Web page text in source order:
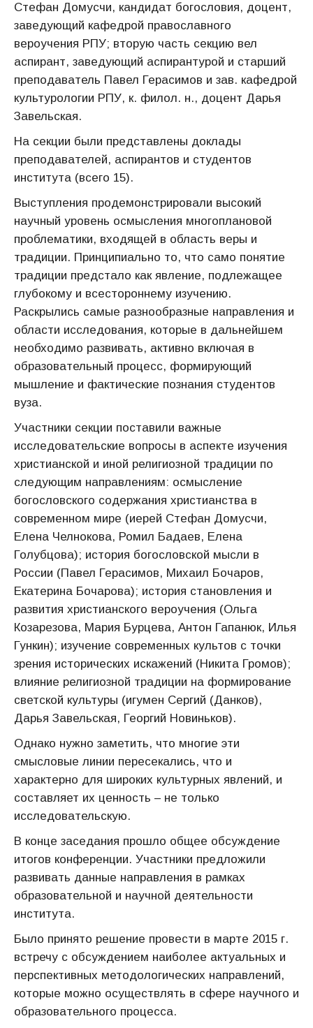
Стефан Домусчи, кандидат богословия, доцент,
заведующий кафедрой православного
вероучения РПУ; вторую часть секцию вел
аспирант, заведующий аспирантурой и старший
преподаватель Павел Герасимов и зав. кафедрой
культурологии РПУ, к. филол. н., доцент Дарья
Завельская.
На секции были представлены доклады
преподавателей, аспирантов и студентов
института (всего 15).
Выступления продемонстрировали высокий
научный уровень осмысления многоплановой
проблематики, входящей в область веры и
традиции. Принципиально то, что само понятие
традиции предстало как явление, подлежащее
глубокому и всестороннему изучению.
Раскрылись самые разнообразные направления и
области исследования, которые в дальнейшем
необходимо развивать, активно включая в
образовательный процесс, формирующий
мышление и фактические познания студентов
вуза.
Участники секции поставили важные
исследовательские вопросы в аспекте изучения
христианской и иной религиозной традиции по
следующим направлениям: осмысление
богословского содержания христианства в
современном мире (иерей Стефан Домусчи,
Елена Челнокова, Ромил Бадаев, Елена
Голубцова); история богословской мысли в
России (Павел Герасимов, Михаил Бочаров,
Екатерина Бочарова); история становления и
развития христианского вероучения (Ольга
Козарезова, Мария Бурцева, Антон Гапанюк, Илья
Гункин); изучение современных культов с точки
зрения исторических искажений (Никита Громов);
влияние религиозной традиции на формирование
светской культуры (игумен Сергий (Данков),
Дарья Завельская, Георгий Новиньков).
Однако нужно заметить, что многие эти
смысловые линии пересекались, что и
характерно для широких культурных явлений, и
составляет их ценность – не только
исследовательскую.
В конце заседания прошло общее обсуждение
итогов конференции. Участники предложили
развивать данные направления в рамках
образовательной и научной деятельности
института.
Было принято решение провести в марте 2015 г.
встречу с обсуждением наиболее актуальных и
перспективных методологических направлений,
которые можно осуществлять в сфере научного и
образовательного процесса.